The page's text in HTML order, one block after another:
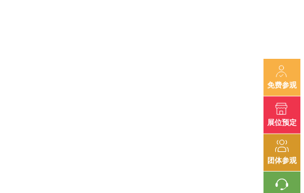
免费参观
展位预定
团体参观